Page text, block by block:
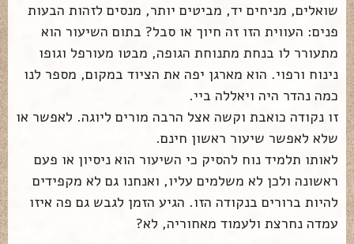
שואלים, מניחים יד, מביטים יותר, מנסים לזהות הבעות
פנים: העווית הזו זה חיוך או סבל? בתום השיעור הוא
מתעורר לו בנחת מתנוחת הגופה, מבטו מעורפל וגופו
נינוח ורפוי. הוא מארגן יפה את הציוד במקום, מספר לנו
כמה נהדר היה ויאללה ביי.
זו נקודה כואבת וקשה אצל הרבה מורים ליוגה. לאפשר או
שלא לאפשר שיעור ראשון חינם.
לאותו תלמיד נוח להסיק כי השיעור הוא ניסיון או פעם
ראשונה ולכן לא משלמים עליו, ואנחנו גם לא מקפידים
להיות ברורים בנקודה הזו. הגיע הזמן לגבש גם פה איזו
עמדה נחרצת ולעמוד מאחוריה, לא?